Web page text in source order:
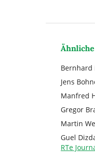
Bernhard
Jens
Manfred
Gregor
Martin
Guel
RTe